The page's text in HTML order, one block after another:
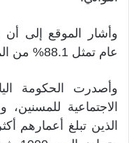
وأشار الموقع إلى أن
عام تمثل 88.1% من المجموع.
الاجتماعية